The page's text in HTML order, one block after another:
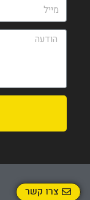
צרו קשר